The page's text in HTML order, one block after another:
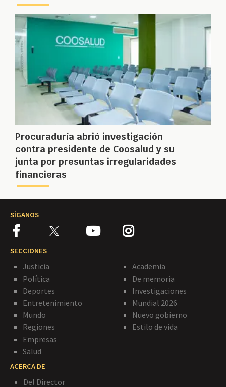
Procuraduría abrió investigación
contra presidente de Coosalud y su
junta por presuntas irregularidades
financieras
SÍGANOS
SECCIONES
Justicia
Política
Deportes
Entretenimiento
Mundo
Regiones
Empresas
Salud
Academia
De memoria
Investigaciones
Mundial 2026
Nuevo gobierno
Estilo de vida
ACERCA DE
Del Director